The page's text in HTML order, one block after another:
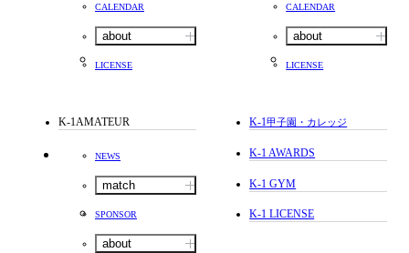
CALENDAR
about
LICENSE
CALENDAR
about
LICENSE
K-1AMATEUR
NEWS
match
SPONSOR
about
K-1甲子園・カレッジ
K-1 AWARDS
K-1 GYM
K-1 LICENSE